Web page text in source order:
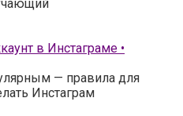
в Инстаграме •
— правила для
Инстаграм